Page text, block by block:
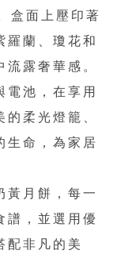
盒面上壓印著
羅蘭、瓊花和
露奢華感。
電池，在享用
柔光燈籠、
生命，為家居
黃月餅，每一
譜，並選用優
配非凡的美